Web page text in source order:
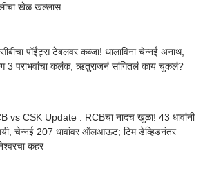
खेळ खल्लास
पॉईंट्स टेबलवर कब्जा! थालाविना चेन्नई अनाथ,
3 पराभवांचा कलंक, ऋतुराजनं सांगितलं काय चुकलं?
vs CSK Update : RCBचा नादच खुळा! 43 धावांनी
चेन्नई 207 धावांवर ऑलआऊट; टिम डेव्हिडनंतर
कहर